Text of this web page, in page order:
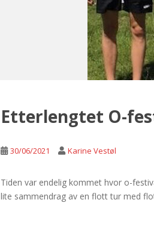
Etterlengtet O-
30/06/2021 Karine Vestøl
Tiden var endelig kommet hvor o-
lite sammendrag av en flott tur med